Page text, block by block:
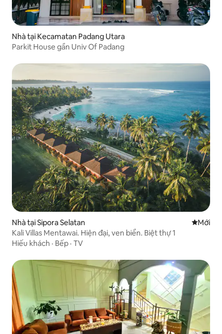
Nhà tại Kecamatan Padang Utara
Parkit House gần Univ Of Padang
Nhà tại Sipora Selatan Nơi ở
Mới
Kali Villas Mentawai. Hiện đại, ven biển. Biệt thự 1
Hiếu khách · Bếp · TV